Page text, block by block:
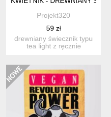
Projekt320
59 zł
drewniany świecznik typu
tea light z ręcznie